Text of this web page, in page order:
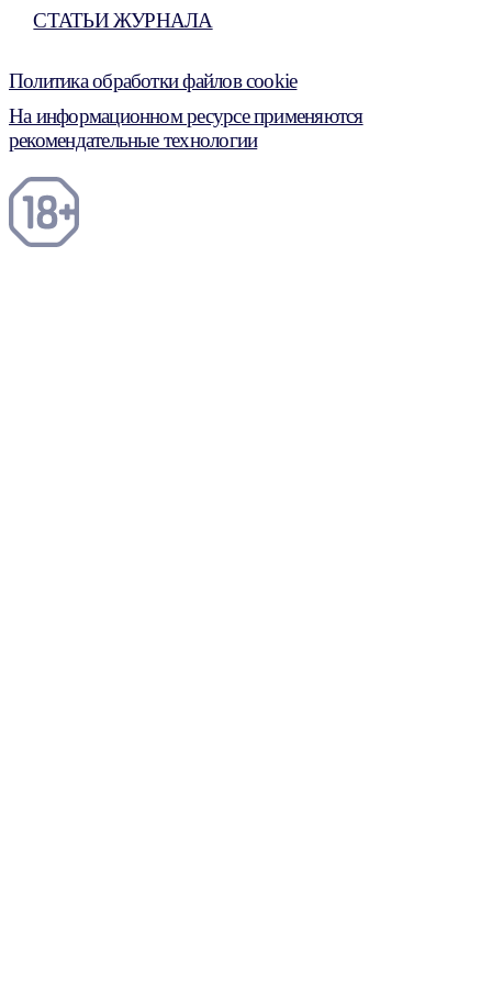
СТАТЬИ ЖУРНАЛА
Политика обработки файлов cookie
На информационном ресурсе применяются
рекомендательные технологии